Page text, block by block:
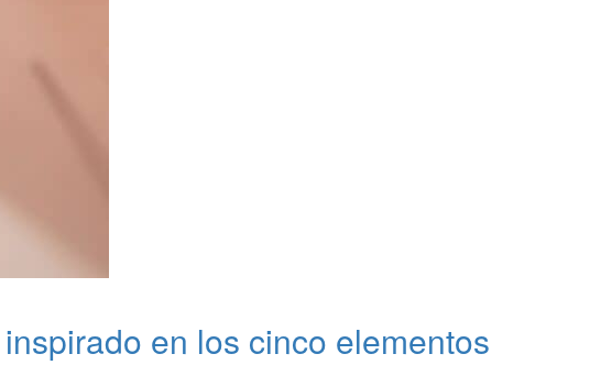
en los cinco elementos